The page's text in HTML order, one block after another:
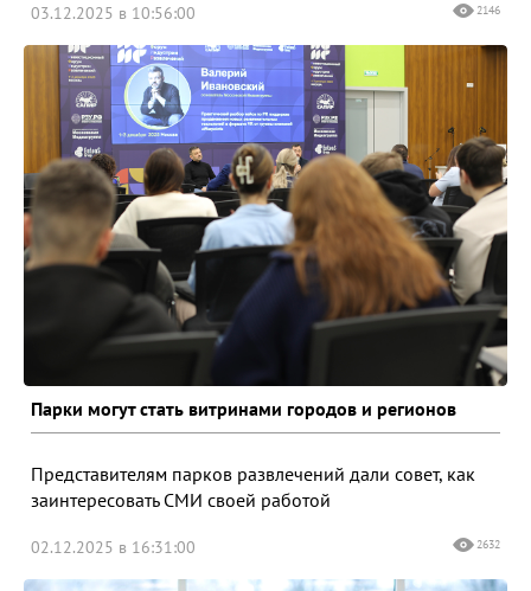
03.12.2025 в 10:56:00 2146
Парки могут стать витринами городов и регионов
Представителям парков развлечений дали совет, как
заинтересовать СМИ своей работой
02.12.2025 в 16:31:00 2632